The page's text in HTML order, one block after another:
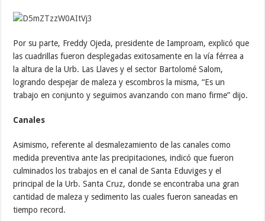
Por su parte, Freddy Ojeda, presidente de Iamproam, explicó que
las cuadrillas fueron desplegadas exitosamente en la vía férrea a
la altura de la Urb. Las Llaves y el sector Bartolomé Salom,
logrando despejar de maleza y escombros la misma, “Es un
trabajo en conjunto y seguimos avanzando con mano firme” dijo.
Canales
Asimismo, referente al desmalezamiento de las canales como
medida preventiva ante las precipitaciones, indicó que fueron
culminados los trabajos en el canal de Santa Eduviges y el
principal de la Urb. Santa Cruz, donde se encontraba una gran
cantidad de maleza y sedimento las cuales fueron saneadas en
tiempo record.